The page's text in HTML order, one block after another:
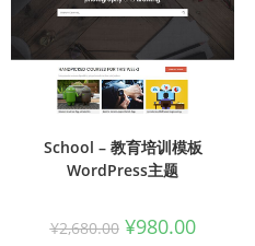
School – 教育培训模板
WordPress主题
¥2,680.00 ¥980.00